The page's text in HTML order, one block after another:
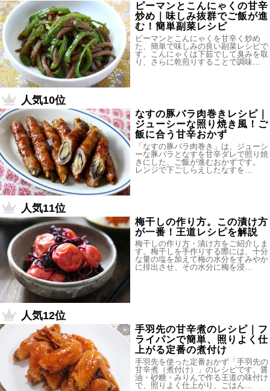
ピーマンとこんにゃくの甘辛
炒め｜味しみ抜群でご飯が進
む！簡単副菜レシピ
ピーマンとこんにゃくを甘辛く炒め
た、簡単で味しみの良い副菜レシピで
す。こんにゃくは下茹でして臭みを取
り、さらに乾煎りすることで調味…
人気10位
なすの豚バラ肉巻きレシピ｜
ジューシーな照り焼き風！ご
飯に合う甘辛おかず
「なすの豚バラ肉巻き」は、ジューシ
ーな豚バラとなすを甘辛ダレで照り焼
きにした、ご飯が進むおかずです。
レンジで下ごしらえしたなすを…
人気11位
梅干しの作り方。この漬け方
が一番！王道レシピを解説
梅干しの作り方・漬け方をご紹介しま
す。梅干しを手作りする際には、十分
な量の塩を加えて梅の水分をすみやか
に排出させ、その水分に梅を浸…
人気12位
手羽先の甘辛煮のレシピ｜フ
ライパンで簡単、照りよく仕
上がる定番の煮付け
手羽先を使った定番おかず「手羽先の
甘辛煮（煮付け）」のレシピです。醤
油・砂糖・みりんで作る王道の味付け
で、照りよく仕上がり、ごはん…